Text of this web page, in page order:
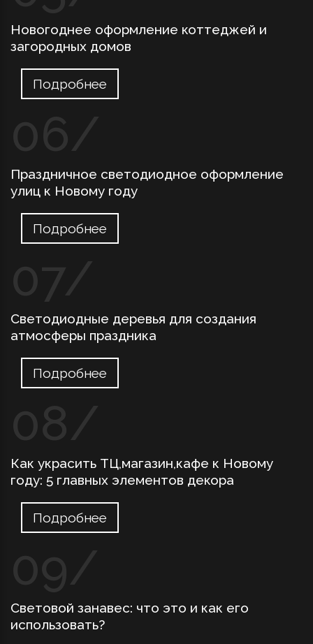
Новогоднее оформление коттеджей и
загородных домов
Подробнее
Праздничное светодиодное оформление
улиц к Новому году
Подробнее
Светодиодные деревья для создания
атмосферы праздника
Подробнее
Как украсить ТЦ,магазин,кафе к Новому
году: 5 главных элементов декора
Подробнее
Световой занавес: что это и как его
использовать?